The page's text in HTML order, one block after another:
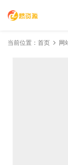
当前位置： 首页 网